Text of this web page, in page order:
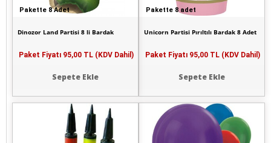
Pakette 8 adet
Unicorn Partisi Pırıltılı Bardak 8 Adet
Paket Fiyatı 95,00 TL (KDV Dahil)
Sepete Ekle
Pakette 8 Adet
Dinozor Land Partisi 8 li Bardak
Paket Fiyatı 95,00 TL (KDV Dahil)
Sepete Ekle